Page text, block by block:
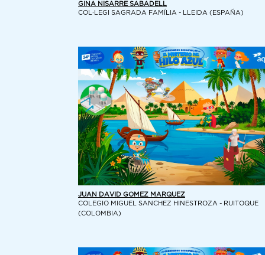
GINA NISARRE SABADELL
COL·LEGI SAGRADA FAMÍLIA - LLEIDA (ESPAÑA)
JUAN DAVID GOMEZ MARQUEZ
COLEGIO MIGUEL SANCHEZ HINESTROZA - RUITOQUE
(COLOMBIA)